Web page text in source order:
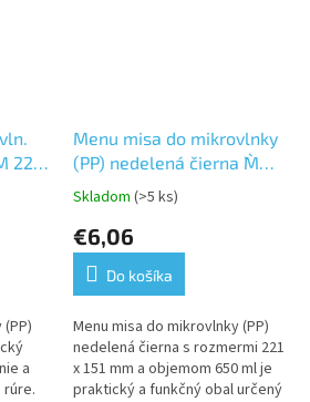
a
Menu misa do mikrovlnky
(PP) nedelená čierna `M`
221 x 151 mm 650ml [50
Priemerné
produktu
5,0
5
hviezdičiek.
Skladom (>5 ks)
€6,06
Do košíka
Menu misa do mikrovlnky (PP)
nedelená čierna s rozmermi 221
x 151 mm a objemom 650 ml je
praktický a funkčný obal určený